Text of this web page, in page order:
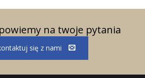
na twoje pytania
się z nami